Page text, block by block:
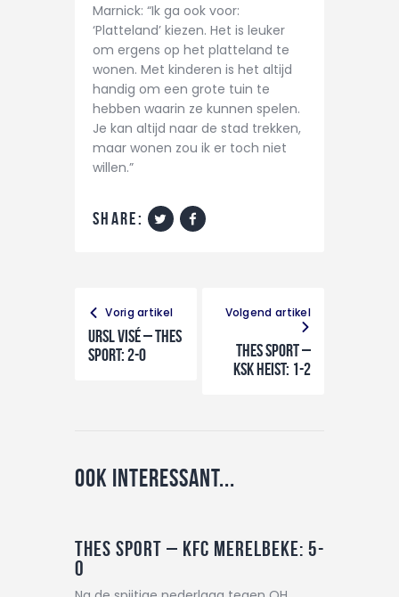
Marnick: “Ik ga ook voor:
‘Platteland’ kiezen. Het is leuker
om ergens op het platteland te
wonen. Met kinderen is het altijd
handig om een grote tuin te
hebben waarin ze kunnen spelen.
Je kan altijd naar de stad trekken,
maar wonen zou ik er toch niet
willen.”
share:
Vorig artikel
URSL Visé – THES
Sport: 2-0
Volgend artikel
THES Sport –
KSK Heist: 1-2
Ook interessant...
THES Sport – KFC Merelbeke: 5-
0